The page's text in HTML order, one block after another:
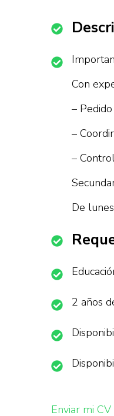
Con
–
–
–
De
2 años
Enviar mi CV